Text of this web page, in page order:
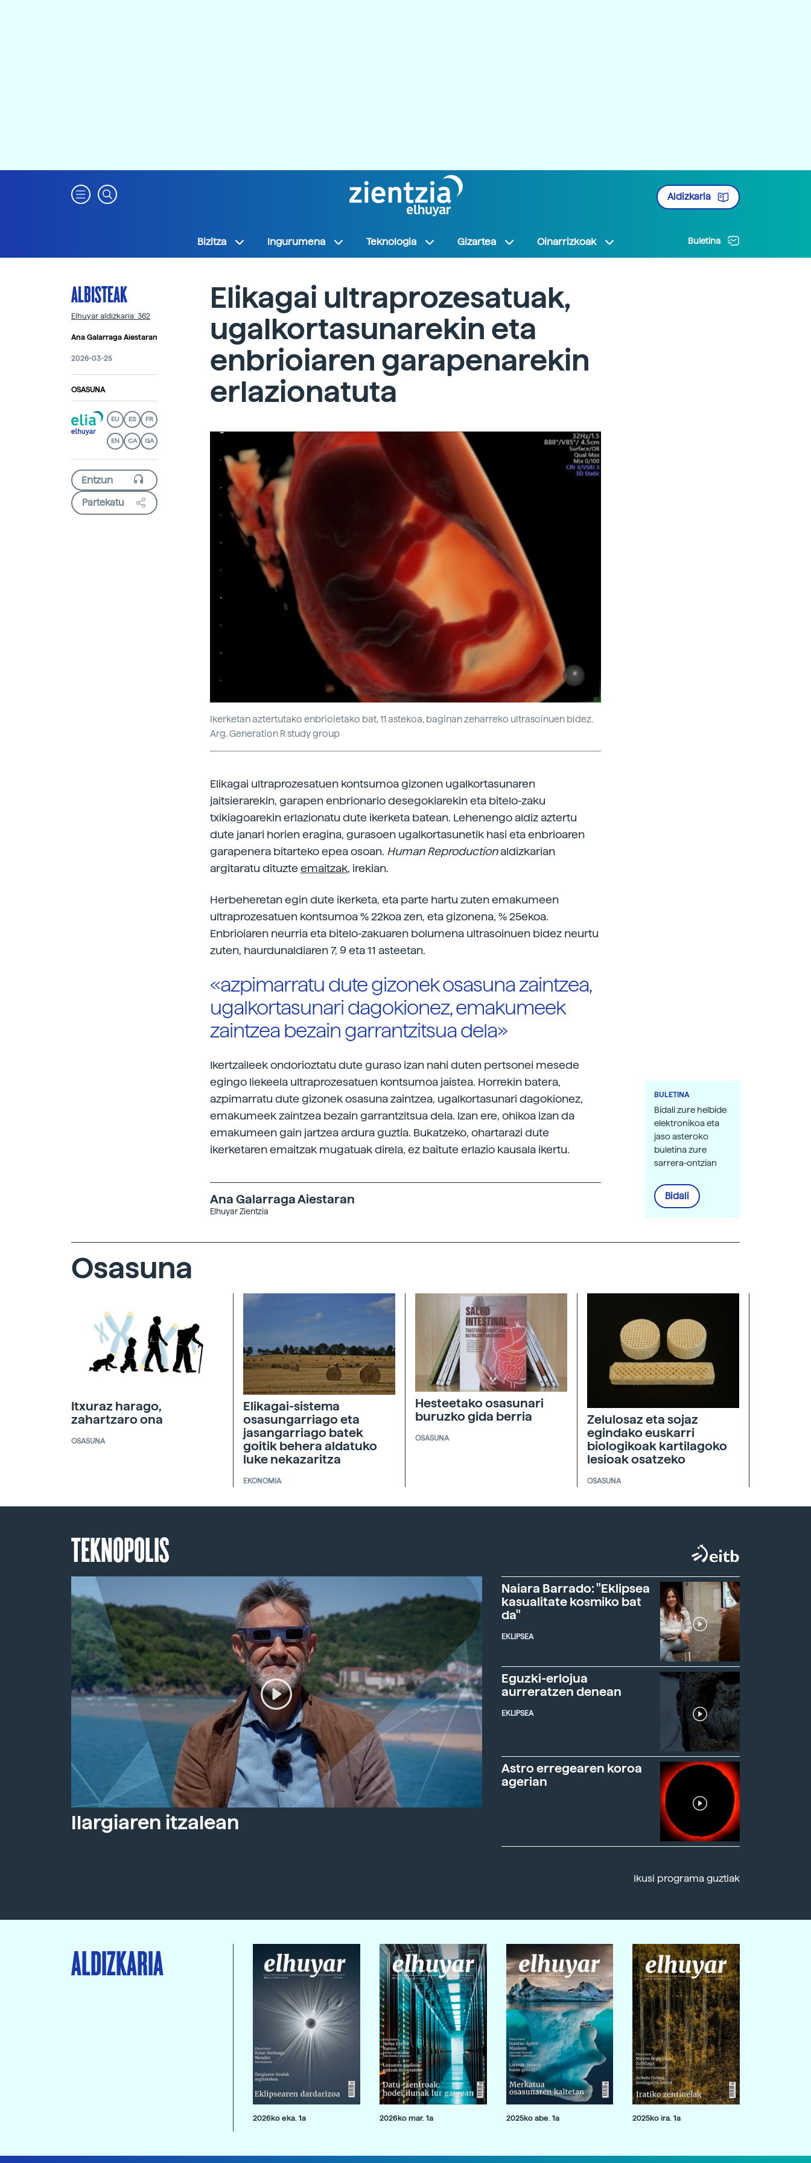
Aldizkaria
Bizitza Ingurumena Teknologia Gizartea Oinarrizkoak Buletina
ALBISTEAK
Elhuyar aldizkaria: 362
Ana Galarraga Aiestaran
2026-03-25
OSASUNA
EU ES FR
EN CA GA
Partekatu
Elikagai ultraprozesatuak,
ugalkortasunarekin eta
enbrioiaren garapenarekin
erlazionatuta
Ikerketan aztertutako enbrioietako bat, 11 astekoa, baginan zeharreko ultrasoinuen bidez.
Arg. Generation R study group
Elikagai ultraprozesatuen kontsumoa gizonen ugalkortasunaren
jaitsierarekin, garapen enbrionario desegokiarekin eta bitelo-zaku
txikiagoarekin erlazionatu dute ikerketa batean. Lehenengo aldiz aztertu
dute janari horien eragina, gurasoen ugalkortasunetik hasi eta enbrioaren
garapenera bitarteko epea osoan. Human Reproductionaldizkarian
argitaratu dituzte emaitzak, irekian.
Herbeheretan egin dute ikerketa, eta parte hartu zuten emakumeen
ultraprozesatuen kontsumoa % 22koa zen, eta gizonena, % 25ekoa.
Enbrioiaren neurria eta bitelo-zakuaren bolumena ultrasoinuen bidez neurtu
zuten, haurdunaldiaren 7, 9 eta 11 asteetan.
«azpimarratu dute gizonek osasuna zaintzea,
ugalkortasunari dagokionez, emakumeek
zaintzea bezain garrantzitsua dela»
Ikertzaileek ondorioztatu dute guraso izan nahi duten pertsonei mesede
egingo liekeela ultraprozesatuen kontsumoa jaistea. Horrekin batera,
azpimarratu dute gizonek osasuna zaintzea, ugalkortasunari dagokionez,
emakumeek zaintzea bezain garrantzitsua dela. Izan ere, ohikoa izan da
emakumeen gain jartzea ardura guztia. Bukatzeko, ohartarazi dute
ikerketaren emaitzak mugatuak direla, ez baitute erlazio kausala ikertu.
Ana Galarraga Aiestaran
Elhuyar Zientzia
BULETINA
Bidali zure helbide
elektronikoa eta
jaso asteroko
buletina zure
sarrera-ontzian
Bidali
Osasuna
Itxuraz harago,
zahartzaro ona
OSASUNA
Elikagai-sistema
osasungarriago eta
jasangarriago batek
goitik behera aldatuko
luke nekazaritza
EKONOMIA
Hesteetako osasunari
buruzko gida berria
OSASUNA
Zelulosaz eta sojaz
egindako euskarri
biologikoak kartilagoko
lesioak osatzeko
OSASUNA
TEKNOPOLIS
Ilargiaren itzalean
Naiara Barrado: "Eklipsea
kasualitate kosmiko bat
da"
EKLIPSEA
Eguzki-erlojua
aurreratzen denean
EKLIPSEA
Astro erregearen koroa
agerian
Ikusi programa guztiak
ALDIZKARIA
2026ko eka. 1a 2026ko mar. 1a 2025ko abe. 1a 2025ko ira. 1a